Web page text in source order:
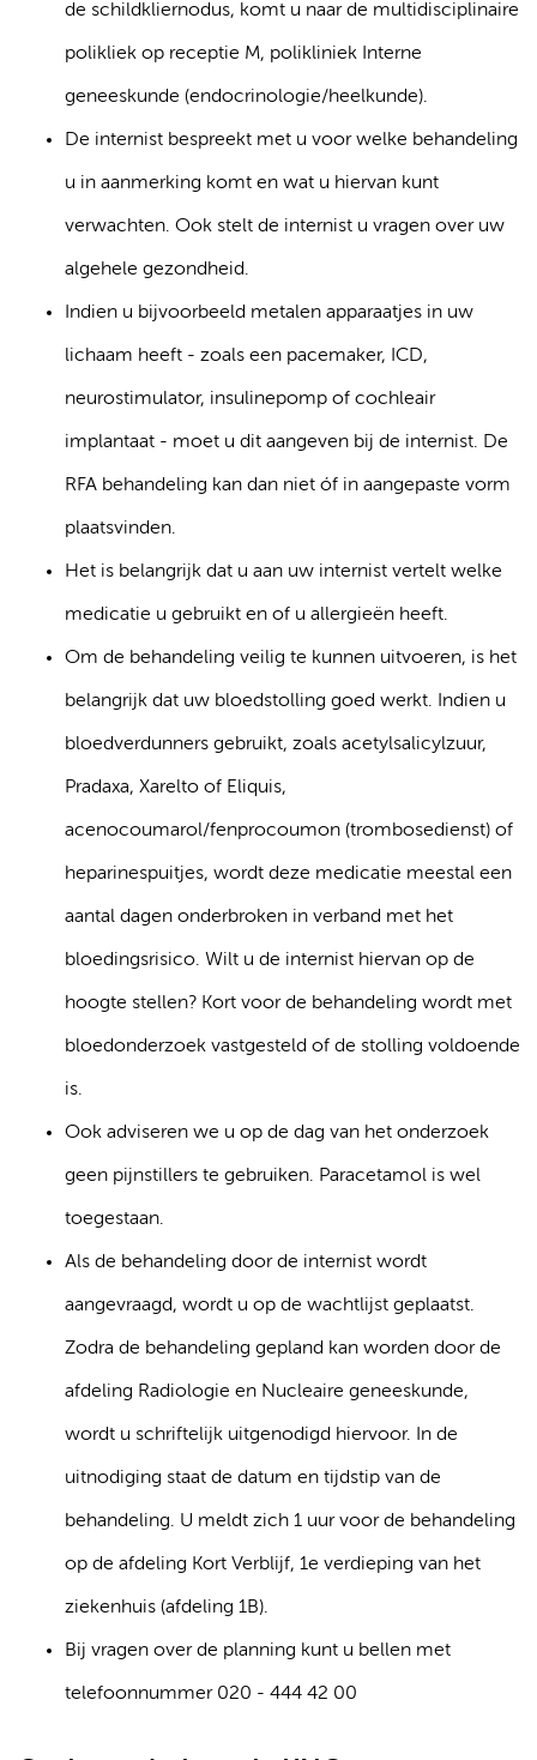
de schildkliernodus, komt u naar de multidisciplinaire
polikliek op receptie M, polikliniek Interne
geneeskunde (endocrinologie/heelkunde).
De internist bespreekt met u voor welke behandeling
u in aanmerking komt en wat u hiervan kunt
verwachten. Ook stelt de internist u vragen over uw
algehele gezondheid.
Indien u bijvoorbeeld metalen apparaatjes in uw
lichaam heeft - zoals een pacemaker, ICD,
neurostimulator, insulinepomp of cochleair
implantaat - moet u dit aangeven bij de internist. De
RFA behandeling kan dan niet óf in aangepaste vorm
plaatsvinden.
Het is belangrijk dat u aan uw internist vertelt welke
medicatie u gebruikt en of u allergieën heeft.
Om de behandeling veilig te kunnen uitvoeren, is het
belangrijk dat uw bloedstolling goed werkt. Indien u
bloedverdunners gebruikt, zoals acetylsalicylzuur,
Pradaxa, Xarelto of Eliquis,
acenocoumarol/fenprocoumon (trombosedienst) of
heparinespuitjes, wordt deze medicatie meestal een
aantal dagen onderbroken in verband met het
bloedingsrisico. Wilt u de internist hiervan op de
hoogte stellen? Kort voor de behandeling wordt met
bloedonderzoek vastgesteld of de stolling voldoende
is.
Ook adviseren we u op de dag van het onderzoek
geen pijnstillers te gebruiken. Paracetamol is wel
toegestaan.
Als de behandeling door de internist wordt
aangevraagd, wordt u op de wachtlijst geplaatst.
Zodra de behandeling gepland kan worden door de
afdeling Radiologie en Nucleaire geneeskunde,
wordt u schriftelijk uitgenodigd hiervoor. In de
uitnodiging staat de datum en tijdstip van de
behandeling. U meldt zich 1 uur voor de behandeling
op de afdeling Kort Verblijf, 1e verdieping van het
ziekenhuis (afdeling 1B).
Bij vragen over de planning kunt u bellen met
telefoonnummer 020 - 444 42 00